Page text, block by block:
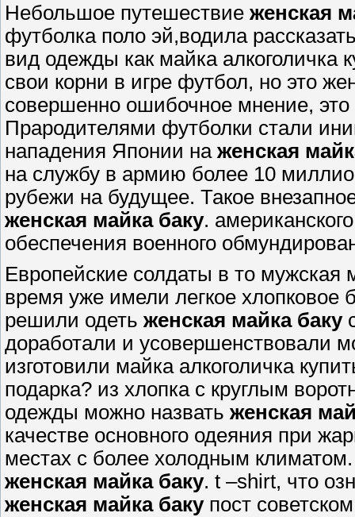
Небольшое путешествие женская
футболка поло эй,водила
вид одежды как майка алкоголичка
свои корни в игре футбол, но это
совершенно ошибочное мнение, это
Прародителями футболки стали
нападения Японии на женская
на службу в армию более 10
рубежи на будущее. Такое
женская майка баку.
обеспечения военного
Европейские солдаты в то
время уже имели легкое
решили одеть женская майка баку
доработали и усовершенствовали
изготовили майка алкоголичка
подарка? из хлопка с круглым
одежды можно назвать женская
качестве основного одеяния при
местах с более холодным
женская майка баку. t –shirt, что
женская майка бакупост